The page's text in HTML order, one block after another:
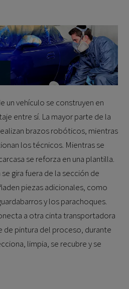
un vehículo se construyen en
entre sí. La mayor parte de la
brazos robóticos, mientras
los técnicos. Mientras se
se reforza en una plantilla.
gira fuera de la sección de
piezas adicionales, como
y los parachoques.
a otra cinta transportadora
de pintura del proceso, durante
limpia, se recubre y se